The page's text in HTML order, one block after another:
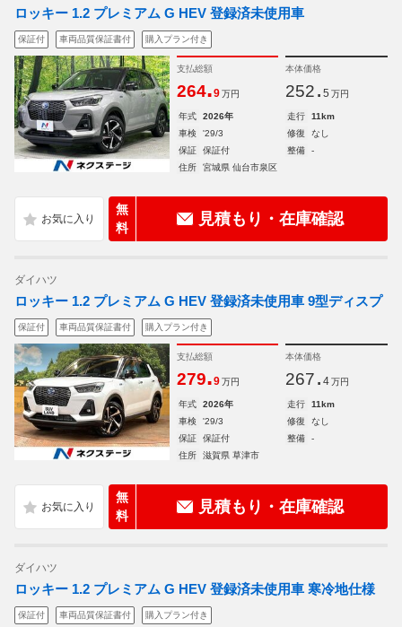
ロッキー 1.2 プレミアム G HEV 登録済未使用車
保証付 車両品質保証書付 購入プラン付き
支払総額
264.9 万円
本体価格
252. 5 万円
年式 2026年 走行
11km
車検
'29/3 修復
なし
保証
保証付 整備
-
住所
宮城県 仙台市泉区
無
料
見積もり・在庫確認
ダイハツ
ロッキー 1.2 プレミアム G HEV 登録済未使用車 9型ディスプ
保証付 車両品質保証書付 購入プラン付き
支払総額
279.9 万円
本体価格
267. 4 万円
年式 2026年 走行
11km
車検
'29/3 修復
なし
保証
保証付 整備
-
住所
滋賀県 草津市
無
料
見積もり・在庫確認
ダイハツ
ロッキー 1.2 プレミアム G HEV 登録済未使用車 寒冷地仕様
保証付 車両品質保証書付 購入プラン付き